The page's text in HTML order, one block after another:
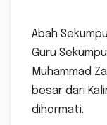
Abah
Guru
Muhammad
besar dari
dihormati.